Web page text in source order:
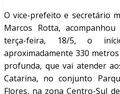
O vice-prefeito e secretário
Marcos Rotta,
terça-feira, 18/5, o
aproximadamente 330
profunda, que vai atender
Catarina, no conjunto
Flores, na zona Centro-Sul